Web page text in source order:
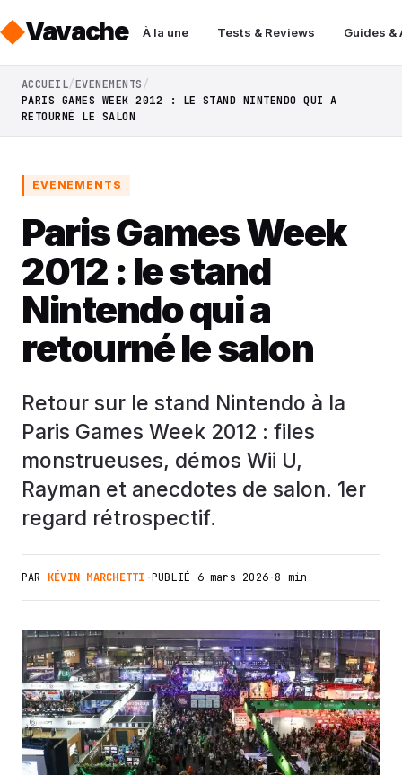
Vavache À la une Tests & Reviews Guides &
ACCUEIL EVENEMENTS
PARIS GAMES WEEK 2012 : LE STAND NINTENDO QUI A
RETOURNÉ LE SALON
EVENEMENTS
Paris Games Week
2012 : le stand
Nintendo qui a
retourné le salon
Retour sur le stand Nintendo à la
Paris Games Week 2012 : files
monstrueuses, démos Wii U,
Rayman et anecdotes de salon. 1er
regard rétrospectif.
PAR KÉVIN MARCHETTI ·PUBLIÉ 6 mars 2026·8 min